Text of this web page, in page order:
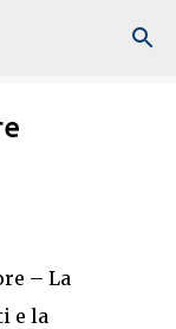
– La
e la